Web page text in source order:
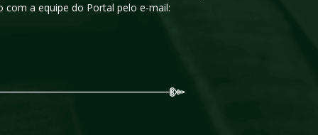
a equipe do Portal pelo e-mail: